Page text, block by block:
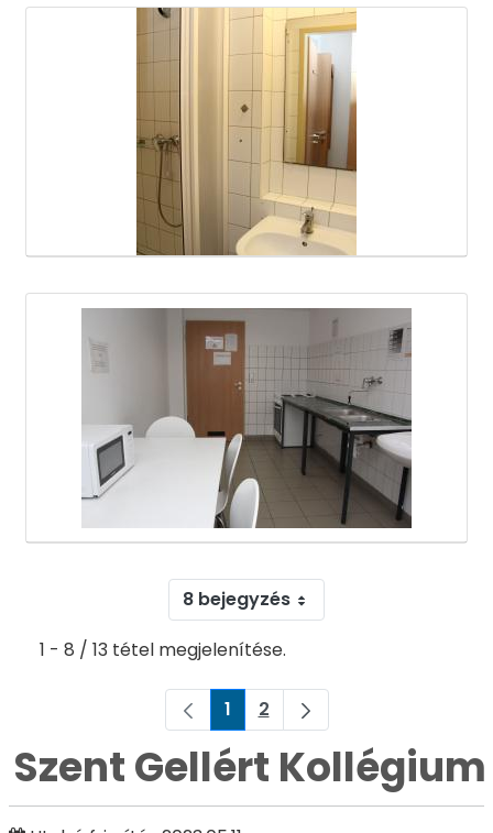
8 bejegyzés
1 - 8 / 13 tétel megjelenítése.
Oldal
1 Oldal
2
Szent Gellért Kollégium